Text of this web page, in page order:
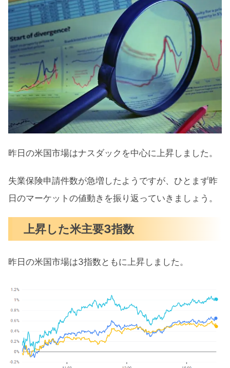
S&P500ヒートマップ
セクター別パフォーマンス
強気相場入りしたS&P500
米国市場のトピックス
米新規失業保険申請件数が急増
AIブームでテックファンド高騰
GMがテスラのEV充電ネットワークに
6月の注目イベントについて
まとめ
昨日の米国市場はナスダックを中心に上昇しました。
失業保険申請件数が急増したようですが、ひとまず昨
日のマーケットの値動きを振り返っていきましょう。
上昇した米主要3指数
昨日の米国市場は3指数ともに上昇しました。